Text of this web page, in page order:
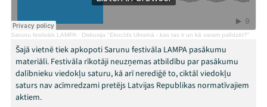
Viņi bija LAMPĀ 2026
Jaunumi
Sarunu festivāls LAMPA · Diskusija "Ekocīds Ukrainā - kas tas ir un kā varam palīdzēt?"
Šajā vietnē tiek apkopoti Sarunu festivāla LAMPA pasākumu
materiāli. Festivāla rīkotāji neuzņemas atbildību par pasākumu
dalībnieku viedokļu saturu, kā arī nerediģē to, ciktāl viedokļu
saturs nav acīmredzami pretējs Latvijas Republikas normatīvajiem
aktiem.